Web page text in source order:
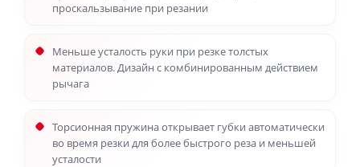
проскальзывание при резании
Меньше усталость руки при резке толстых
материалов. Дизайн с комбинированным действием
рычага
Торсионная пружина открывает губки автоматически
во время резки для более быстрого реза и меньшей
усталости